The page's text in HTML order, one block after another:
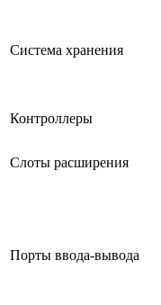
Система хранения
Контроллеры
Слоты расширения
Порты ввода-вывода